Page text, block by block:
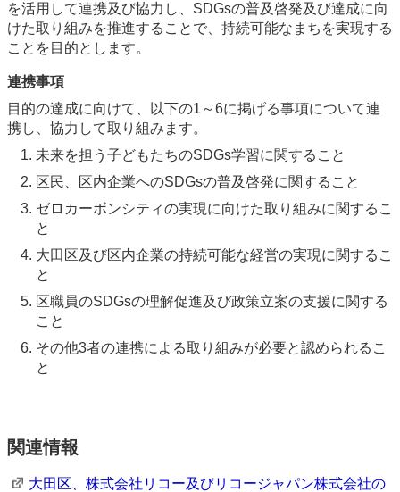
を活用して連携及び協力し、SDGsの普及啓発及び達成に向
けた取り組みを推進することで、持続可能なまちを実現する
ことを目的とします。
連携事項
目的の達成に向けて、以下の1～6に掲げる事項について連
携し、協力して取り組みます。
未来を担う子どもたちのSDGs学習に関すること
区民、区内企業へのSDGsの普及啓発に関すること
ゼロカーボンシティの実現に向けた取り組みに関するこ
と
大田区及び区内企業の持続可能な経営の実現に関するこ
と
区職員のSDGsの理解促進及び政策立案の支援に関する
こと
その他3者の連携による取り組みが必要と認められるこ
と
関連情報
大田区、株式会社リコー及びリコージャパン株式会社の